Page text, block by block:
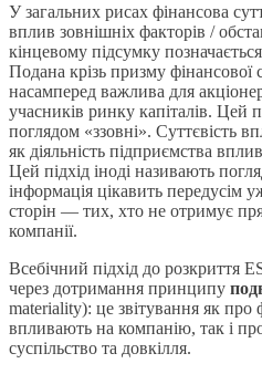
У загальних рисах фінансова
вплив зовнішніх факторів /
кінцевому підсумку
Подана крізь призму фінансової
насамперед важлива для
учасників ринку капіталів. Цей
поглядом «ззовні». Суттєвість
як діяльність підприємства
Цей підхід іноді називають
інформація цікавить передусім
сторін — тих, хто не отримує
компанії.
Всебічний підхід до розкриття
через дотримання принципу
materiality): це звітування як про
впливають на компанію, так і
суспільство та довкілля.